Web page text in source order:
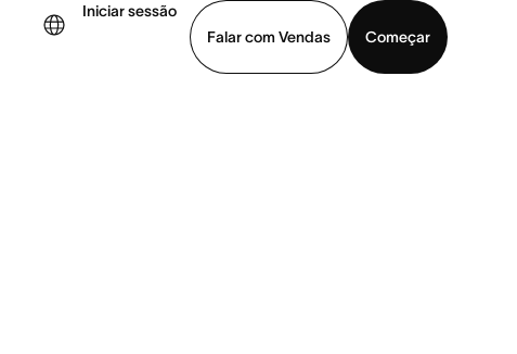
Iniciar sessão
Falar com Vendas
Começar